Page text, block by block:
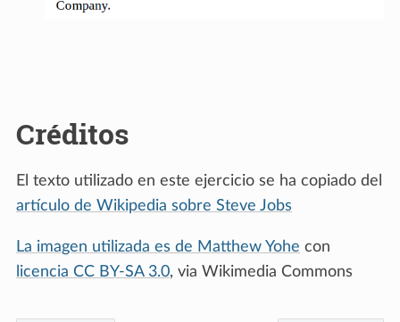
Créditos
El texto utilizado en este ejercicio se ha copiado del
artículo de Wikipedia sobre Steve Jobs
La imagen utilizada es de Matthew Yohe con
licencia CC BY-SA 3.0, via Wikimedia Commons